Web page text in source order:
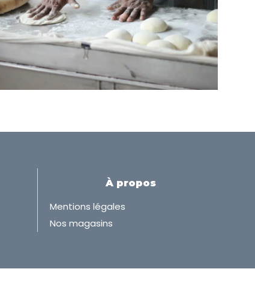
À propos
Mentions légales
Nos magasins